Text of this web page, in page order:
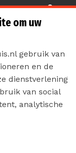
in
om uw
gebruik van
en de
dienstverlening
van social
analytische